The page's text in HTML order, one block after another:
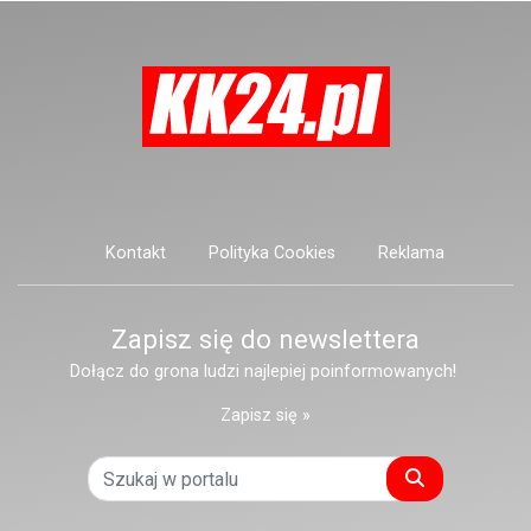
Kontakt Polityka Cookies Reklama
Zapisz się do newslettera
Dołącz do grona ludzi najlepiej poinformowanych!
Zapisz się »
Szukaj